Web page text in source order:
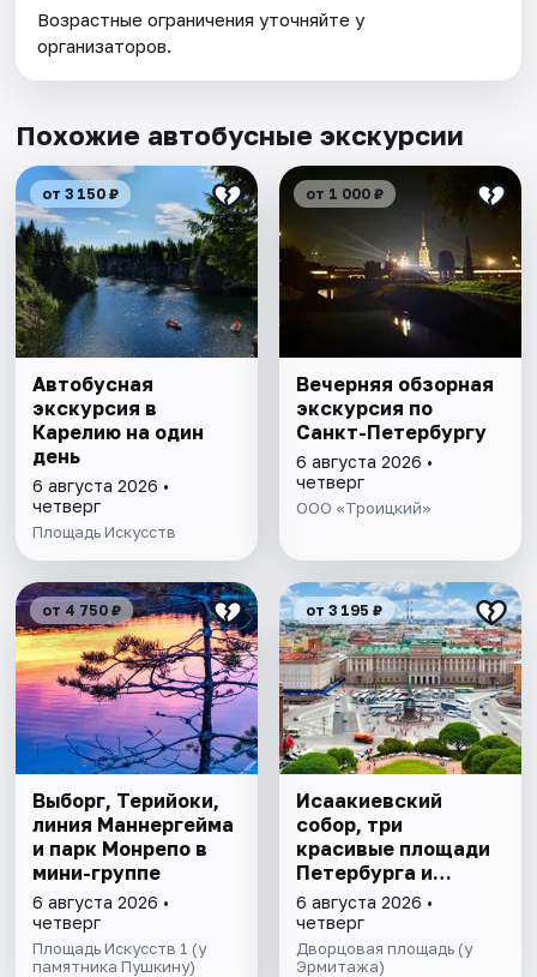
Возрастные ограничения уточняйте у
организаторов.
Похожие автобусные экскурсии
от 3 150 ₽
Автобусная
экскурсия в
Карелию на один
день
6 августа 2026 •
четверг
Площадь Искусств
от 1 000 ₽
Вечерняя обзорная
экскурсия по
Санкт-Петербургу
6 августа 2026 •
четверг
ООО «Троицкий»
от 4 750 ₽
Выборг, Терийоки,
линия Маннергейма
и парк Монрепо в
мини-группе
6 августа 2026 •
четверг
Площадь Искусств 1 (у
памятника Пушкину)
от 3 195 ₽
Исаакиевский
собор, три
красивые площади
Петербурга и
подъём на
колоннаду в мини-
группе
6 августа 2026 •
четверг
Дворцовая площадь (у
Эрмитажа)